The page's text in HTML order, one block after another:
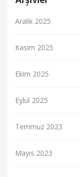
Aralık 2025
Kasım 2025
Ekim 2025
Eylül 2025
Temmuz 2023
Mayıs 2023